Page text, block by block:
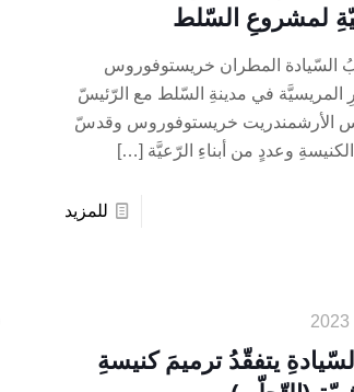
لمشروعِ السّلط
السّيادة المطران خريستوفوروس
المريسيَّة في مدينةِ السّلط مع الرّئيسّ
الأرشمندريت خريستوفوروس وقدسّ
الكنيسةِ وعددٍ من أبناءِ الرّعيَّة […]
للمزيد
يتفقّدُ ترميمَ كنيسةِ